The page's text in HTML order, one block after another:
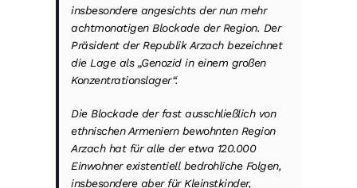
insbesondere angesichts der nun mehr
achtmonatigen Blockade der Region. Der
Präsident der Republik Arzach bezeichnet
die Lage als „Genozid in einem großen
Konzentrationslager“.
Die Blockade der fast ausschließlich von
ethnischen Armeniern bewohnten Region
Arzach hat für alle der etwa 120.000
Einwohner existentiell bedrohliche Folgen,
insbesondere aber für Kleinstkinder,